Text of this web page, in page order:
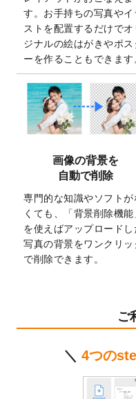
2025/6/27
キャン
トを追加
2025/6/24
2026年
テンプレ
2025/6/9
「背景削
2025/4/3
DMのデ
た。
を追加し
マスキン
を追加
2025/1/15
配置でき
（pdf、
2024/12/24
2025年
箔押し
ステッカ
しました
2025年
す。お手持ちの写真やイ
ストを配置するだけでオ
ジナルの絵はがきやポス
ーを作ることもできます
画像の背景を
自動で削除
専門的な知識やソフトが
くても、「背景削除機能
を使えばアップロードし
写真の背景をワンクリッ
で削除できます。
ご
＼ 4つの